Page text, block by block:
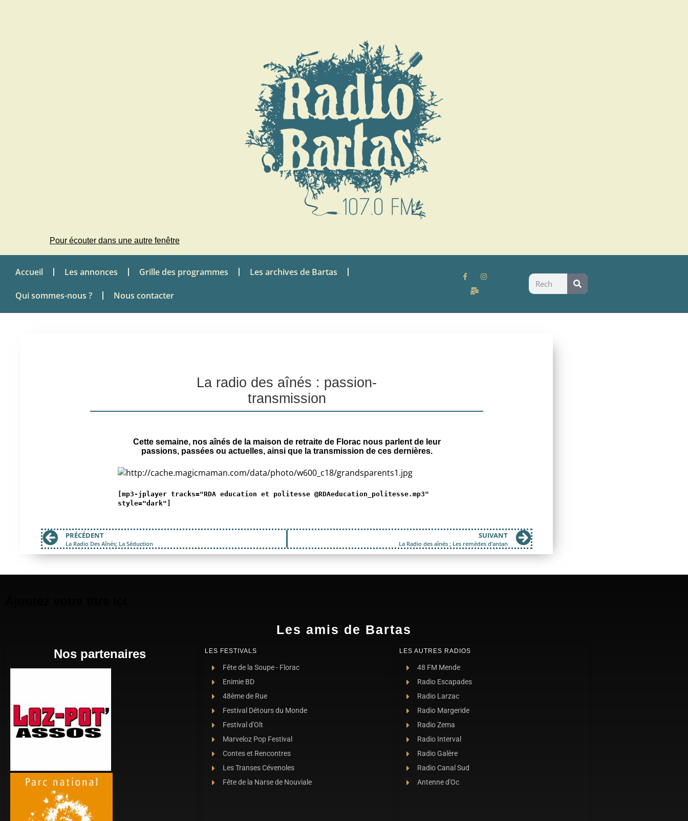
Pour écouter dans une autre fenêtre
Accueil Les annonces Grille des programmes Les archives de Bartas
Qui sommes-nous ? Nous contacter
La radio des aînés : passion-
transmission
Cette semaine, nos aînés de la maison de retraite de Florac nous parlent de leur
passions, passées ou actuelles, ainsi que la transmission de ces dernières.
[mp3-jplayer tracks="RDA education et politesse @RDAeducation_politesse.mp3"
style="dark"]
PRÉCÉDENT
La Radio Des Aînés; La Séduction
SUIVANT
La Radio des aînés ; Les remèdes d’antan
Les amis de Bartas
Nos partenaires LES FESTIVALS
Fête de la Soupe - Florac
Enimie BD
48ème de Rue
Festival Détours du Monde
Festival d'Olt
Marveloz Pop Festival
Contes et Rencontres
Les Transes Cévenoles
Fête de la Narse de Nouviale
LES AUTRES RADIOS
48 FM Mende
Radio Escapades
Radio Larzac
Radio Margeride
Radio Zema
Radio Interval
Radio Galère
Radio Canal Sud
Antenne d'Oc